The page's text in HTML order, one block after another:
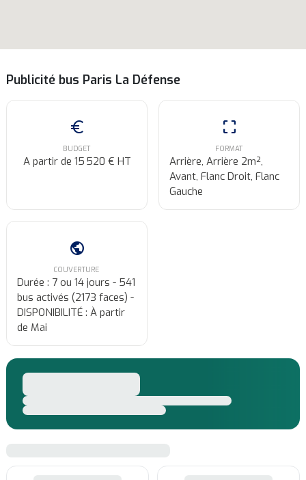
Publicité bus Paris La Défense
euro
BUDGET
A partir de 15 520 € HT
crop_free
FORMAT
Arrière, Arrière 2m²,
Avant, Flanc Droit, Flanc
Gauche
public
COUVERTURE
Durée : 7 ou 14 jours - 541
bus activés (2173 faces) -
DISPONIBILITÉ : À partir
de Mai